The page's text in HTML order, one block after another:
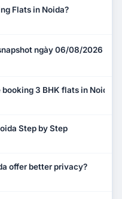
Flats in Noida?
ngày 06/08/2026
3 BHK flats in Noida?
Step by Step
offer better privacy?